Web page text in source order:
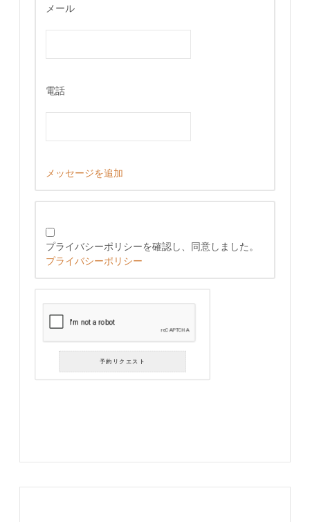
メール
電話
メッセージを追加
プライバシーポリシーを確認し、同意しました。
プライバシーポリシー
予約リクエスト